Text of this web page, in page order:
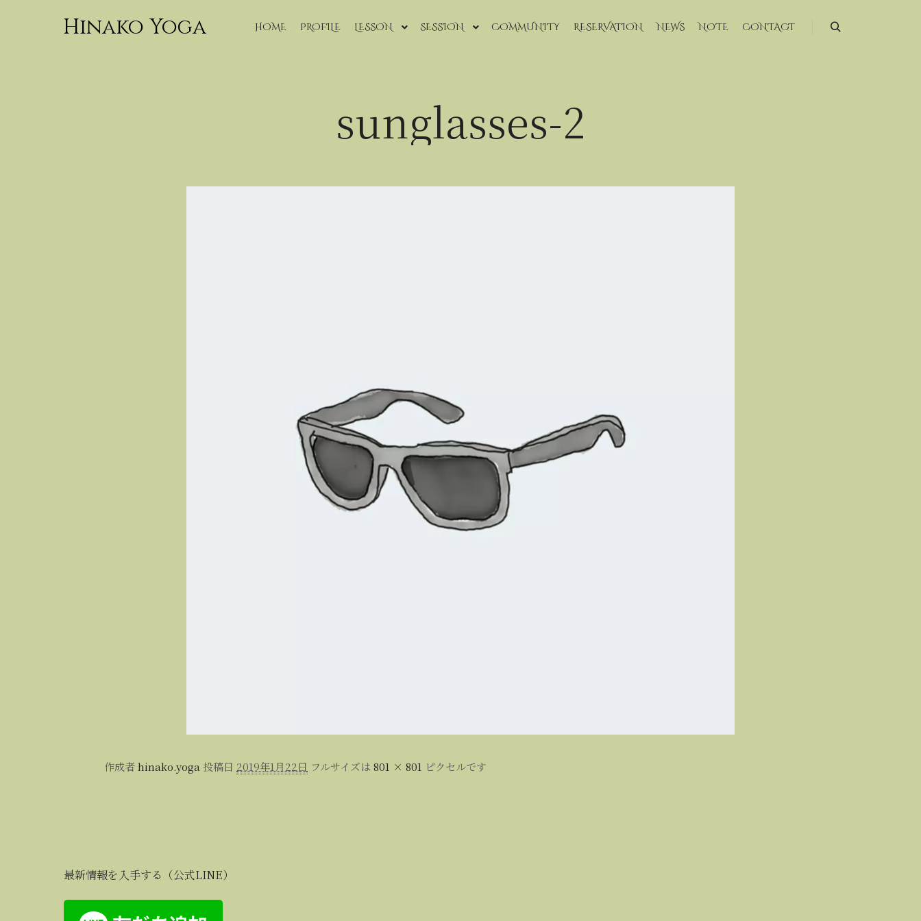
Hinako Yoga HOME PROFILE LESSON SESSION COMMUNITY RESERVATION NEWS NOTE CONTACT
sunglasses-2
作成者hinako.yoga 投稿日 2019年1月22日 フルサイズは 801 × 801 ピクセルです
最新情報を入手する（公式LINE）